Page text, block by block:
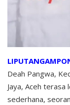
Deah Pangwa,
Jaya, Aceh terasa
sederhana,